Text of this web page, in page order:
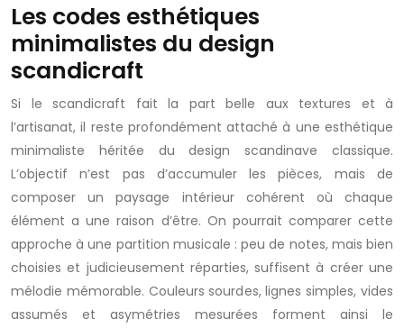
Les codes esthétiques
minimalistes du design
scandicraft
Si le scandicraft fait la part belle aux textures et à
l’artisanat, il reste profondément attaché à une esthétique
minimaliste héritée du design scandinave classique.
L’objectif n’est pas d’accumuler les pièces, mais de
composer un paysage intérieur cohérent où chaque
élément a une raison d’être. On pourrait comparer cette
approche à une partition musicale : peu de notes, mais bien
choisies et judicieusement réparties, suffisent à créer une
mélodie mémorable. Couleurs sourdes, lignes simples, vides
assumés et asymétries mesurées forment ainsi le